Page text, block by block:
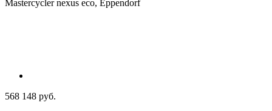
568 148 руб.